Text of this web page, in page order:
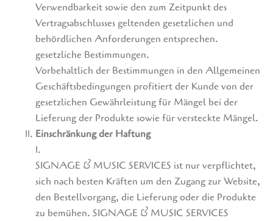
Verwendbarkeit sowie den zum Zeitpunkt des
Vertragsabschlusses geltenden gesetzlichen und
behördlichen Anforderungen entsprechen.
gesetzliche Bestimmungen.
Vorbehaltlich der Bestimmungen in den Allgemeinen
Geschäftsbedingungen profitiert der Kunde von der
gesetzlichen Gewährleistung für Mängel bei der
Lieferung der Produkte sowie für versteckte Mängel.
Einschränkung der Haftung
1.
SIGNAGE & MUSIC SERVICES ist nur verpflichtet,
sich nach besten Kräften um den Zugang zur Website,
den Bestellvorgang, die Lieferung oder die Produkte
zu bemühen. SIGNAGE & MUSIC SERVICES